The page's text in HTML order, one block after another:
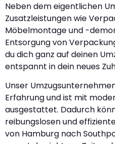
Neben dem eigentlichen
Zusatzleistungen wie
Möbelmontage und -
Entsorgung von
du dich ganz auf deinen
entspannt in dein neues
Unser
Erfahrung und ist mit
ausgestattet. Dadurch
reibungslosen und
von Hamburg nach